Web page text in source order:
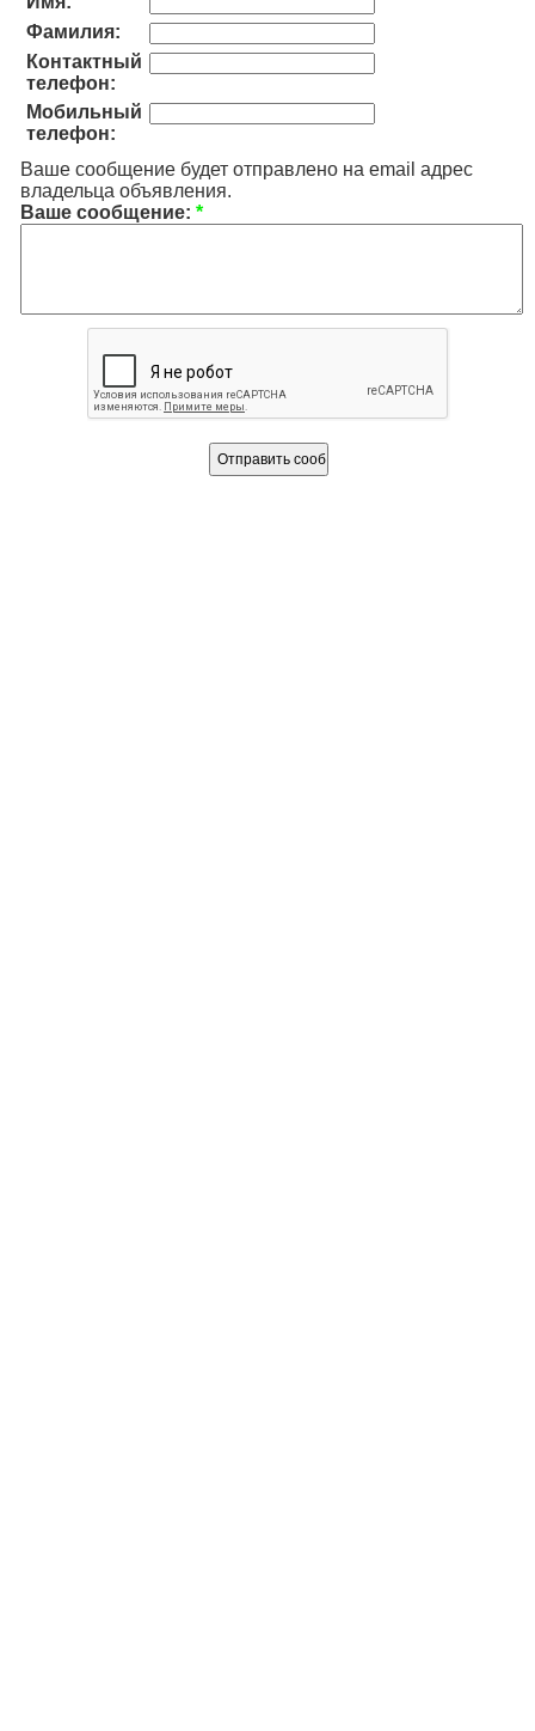
Фамилия:
Контактный
телефон:
Мобильный
телефон:
Ваше сообщение будет отправлено на email адрес
владельца объявления.
Ваше сообщение: *